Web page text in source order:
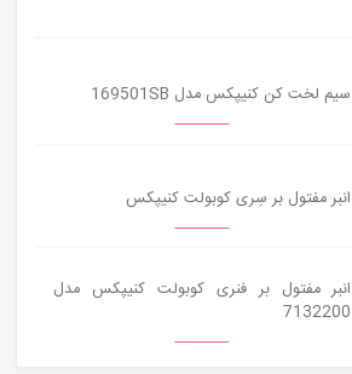
سیم لخت کن کنیپکس مدل 169501SB
انبر مفتول بر سِری کوبولت کنیپکس
انبر مفتول بر فنری کوبولت کنیپکس مدل
7132200